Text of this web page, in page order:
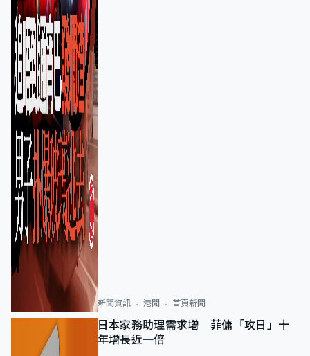
新聞資訊 港聞 首頁新聞
日本家務助理需求增 菲傭「攻日」十
年增長近一倍